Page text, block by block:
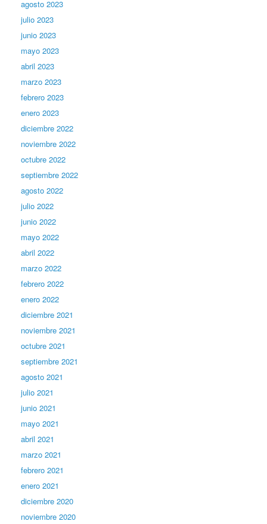
agosto 2023
julio 2023
junio 2023
mayo 2023
abril 2023
marzo 2023
febrero 2023
enero 2023
diciembre 2022
noviembre 2022
octubre 2022
septiembre 2022
agosto 2022
julio 2022
junio 2022
mayo 2022
abril 2022
marzo 2022
febrero 2022
enero 2022
diciembre 2021
noviembre 2021
octubre 2021
septiembre 2021
agosto 2021
julio 2021
junio 2021
mayo 2021
abril 2021
marzo 2021
febrero 2021
enero 2021
diciembre 2020
noviembre 2020